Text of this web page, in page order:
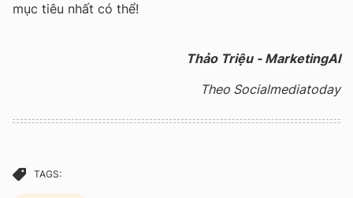
mục tiêu nhất có thể!
Thảo Triệu - MarketingAI
Theo Socialmediatoday
TAGS: